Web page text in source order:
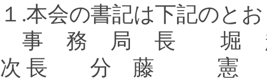
１ .本会の書記は下記のと
事 務 局 長 堀
次 長 分 藤 憲